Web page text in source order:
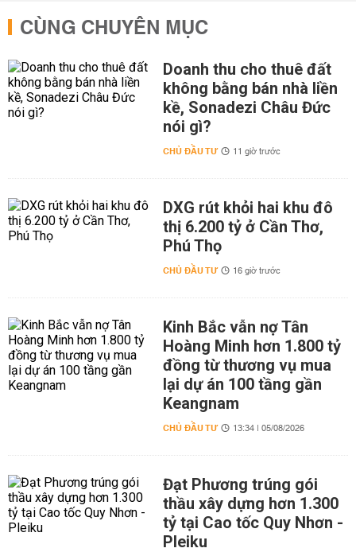
CÙNG CHUYÊN MỤC
Doanh thu cho thuê đất
không bằng bán nhà liền
kề, Sonadezi Châu Đức
nói gì?
CHỦ ĐẦU TƯ 11 giờ trước
DXG rút khỏi hai khu đô
thị 6.200 tỷ ở Cần Thơ,
Phú Thọ
CHỦ ĐẦU TƯ 16 giờ trước
Kinh Bắc vẫn nợ Tân
Hoàng Minh hơn 1.800 tỷ
đồng từ thương vụ mua
lại dự án 100 tầng gần
Keangnam
CHỦ ĐẦU TƯ 13:34 | 05/08/2026
Đạt Phương trúng gói
thầu xây dựng hơn 1.300
tỷ tại Cao tốc Quy Nhơn -
Pleiku